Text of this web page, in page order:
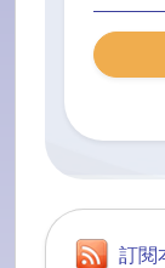
訂閱